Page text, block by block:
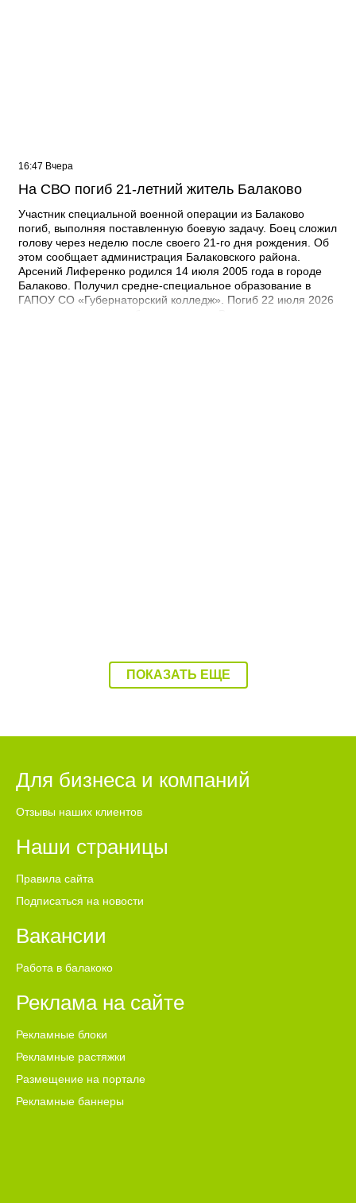
16:47 Вчера
На СВО погиб 21-летний житель Балаково
Участник специальной военной операции из Балаково
погиб, выполняя поставленную боевую задачу. Боец сложил
голову через неделю после своего 21-го дня рождения. Об
этом сообщает администрация Балаковского района.
Арсений Лиференко родился 14 июля 2005 года в городе
Балаково. Получил средне-специальное образование в
ГАПОУ СО «Губернаторский колледж». Погиб 22 июля 2026
ПОКАЗАТЬ ЕЩЕ
Для бизнеса и компаний
Отзывы наших клиентов
Наши страницы
Правила сайта
Подписаться на новости
Вакансии
Работа в балакоко
Реклама на сайте
Рекламные блоки
Рекламные растяжки
Размещение на портале
Рекламные баннеры